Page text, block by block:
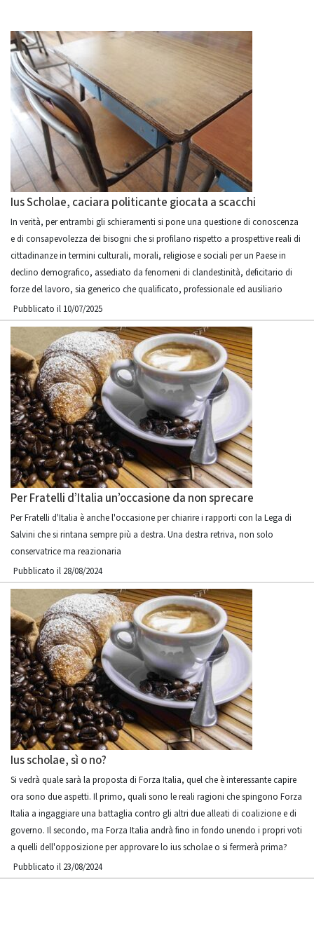
Ius Scholae, caciara politicante giocata a scacchi
In verità, per entrambi gli schieramenti si pone una questione di conoscenza
e di consapevolezza dei bisogni che si profilano rispetto a prospettive reali di
cittadinanze in termini culturali, morali, religiose e sociali per un Paese in
declino demografico, assediato da fenomeni di clandestinità, deficitario di
forze del lavoro, sia generico che qualificato, professionale ed ausiliario
Pubblicato il 10/07/2025
Per Fratelli d’Italia un’occasione da non sprecare
Per Fratelli d'Italia è anche l'occasione per chiarire i rapporti con la Lega di
Salvini che si rintana sempre più a destra. Una destra retriva, non solo
conservatrice ma reazionaria
Pubblicato il 28/08/2024
Ius scholae, sì o no?
Si vedrà quale sarà la proposta di Forza Italia, quel che è interessante capire
ora sono due aspetti. Il primo, quali sono le reali ragioni che spingono Forza
Italia a ingaggiare una battaglia contro gli altri due alleati di coalizione e di
governo. Il secondo, ma Forza Italia andrà fino in fondo unendo i propri voti
a quelli dell'opposizione per approvare lo ius scholae o si fermerà prima?
Pubblicato il 23/08/2024